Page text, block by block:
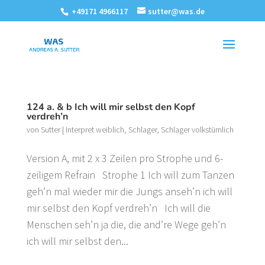
+49171 4966117 sutter@was.de
124 a. & b Ich will mir selbst den Kopf
verdreh’n
von Sutter| Interpret weiblich, Schlager, Schlager volkstümlich
Version A, mit 2 x 3 Zeilen pro Strophe und 6-
zeiligem Refrain Strophe 1 Ich will zum Tanzen
geh’n mal wieder mir die Jungs anseh’n ich will
mir selbst den Kopf verdreh’n Ich will die
Menschen seh’n ja die, die and’re Wege geh’n
ich will mir selbst den...